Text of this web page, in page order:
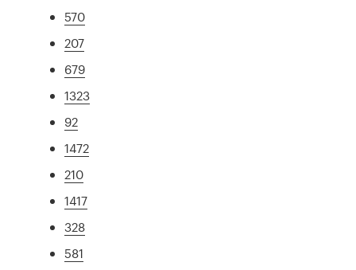
570
207
679
1323
92
1472
210
1417
328
581